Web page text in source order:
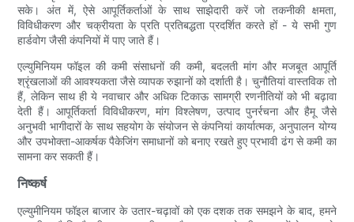
सके। अंत में, ऐसे आपूर्तिकर्ताओं के साथ साझेदारी करें जो तकनीकी क्षमता,
विविधीकरण और चक्रीयता के प्रति प्रतिबद्धता प्रदर्शित करते हों - ये सभी गुण
हार्डवोग जैसी कंपनियों में पाए जाते हैं।
एल्युमिनियम फॉइल की कमी संसाधनों की कमी, बदलती मांग और मजबूत आपूर्ति
श्रृंखलाओं की आवश्यकता जैसे व्यापक रुझानों को दर्शाती है। चुनौतियां वास्तविक तो
हैं, लेकिन साथ ही ये नवाचार और अधिक टिकाऊ सामग्री रणनीतियों को भी बढ़ावा
देती हैं। आपूर्तिकर्ता विविधीकरण, मांग विश्लेषण, उत्पाद पुनर्रचना और हैमू जैसे
अनुभवी भागीदारों के साथ सहयोग के संयोजन से कंपनियां कार्यात्मक, अनुपालन योग्य
और उपभोक्ता-आकर्षक पैकेजिंग समाधानों को बनाए रखते हुए प्रभावी ढंग से कमी का
सामना कर सकती हैं।
निष्कर्ष
एल्युमीनियम फॉइल बाजार के उतार-चढ़ावों को एक दशक तक समझने के बाद, हमने